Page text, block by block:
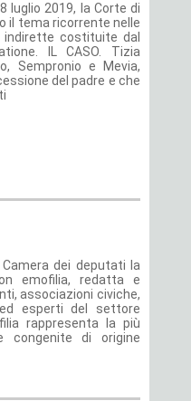
luglio 2019, la Corte di
il tema ricorrente nelle
indirette costituite dal
IL CASO. Tizia
Sempronio e Mevia,
del padre e che
dei deputati la
emofilia, redatta e
associazioni civiche,
esperti del settore
rappresenta la più
congenite di origine